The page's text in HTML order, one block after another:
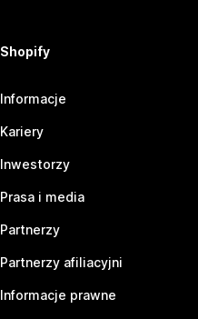
Shopify
Informacje
Kariery
Inwestorzy
Prasa i media
Partnerzy
Partnerzy afiliacyjni
Informacje prawne